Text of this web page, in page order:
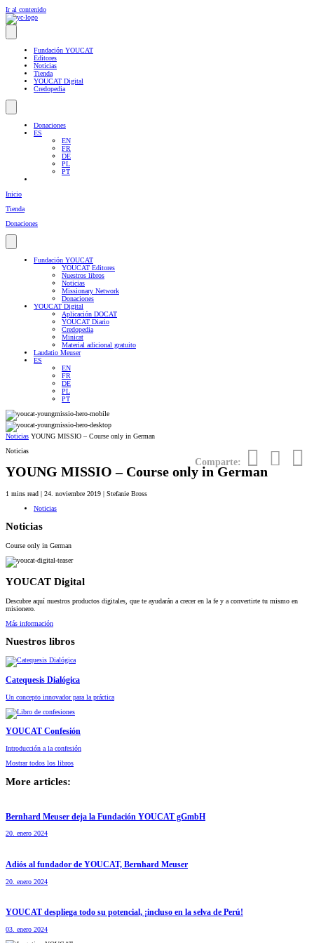
Ir al contenido
Fundación YOUCAT
Editores
Noticias
Tienda
YOUCAT Digital
Credopedia
Donaciones
ES
EN
FR
DE
PL
PT
Inicio
Tienda
Donaciones
Fundación YOUCAT
YOUCAT Editores
Nuestros libros
Noticias
Missionary Network
Donaciones
YOUCAT Digital
Aplicación DOCAT
YOUCAT Diario
Credopedia
Minicat
Material adicional gratuito
Laudatio Meuser
ES
EN
FR
DE
PL
PT
Noticias YOUNG MISSIO – Course only in German
Noticias
Comparte:
YOUNG MISSIO – Course only in German
1 mins read | 24. noviembre 2019 | Stefanie Bross
Noticias
Noticias
Course only in German
YOUCAT Digital
Descubre aquí nuestros productos digitales, que te ayudarán a crecer en la fe y a convertirte tu mismo en
misionero.
Más información
Nuestros libros
Catequesis Dialógica
Un concepto innovador para la práctica
YOUCAT Confesión
Introducción a la confesión
Mostrar todos los libros
More articles:
Bernhard Meuser deja la Fundación YOUCAT gGmbH
20. enero 2024
Adiós al fundador de YOUCAT, Bernhard Meuser
20. enero 2024
YOUCAT despliega todo su potencial, ¡incluso en la selva de Perú!
03. enero 2024